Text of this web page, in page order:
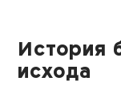
История
исхода